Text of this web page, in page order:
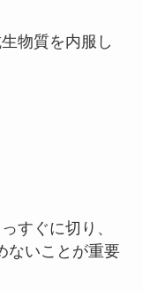
物質を内服し
すぐに切り、
ないことが重要